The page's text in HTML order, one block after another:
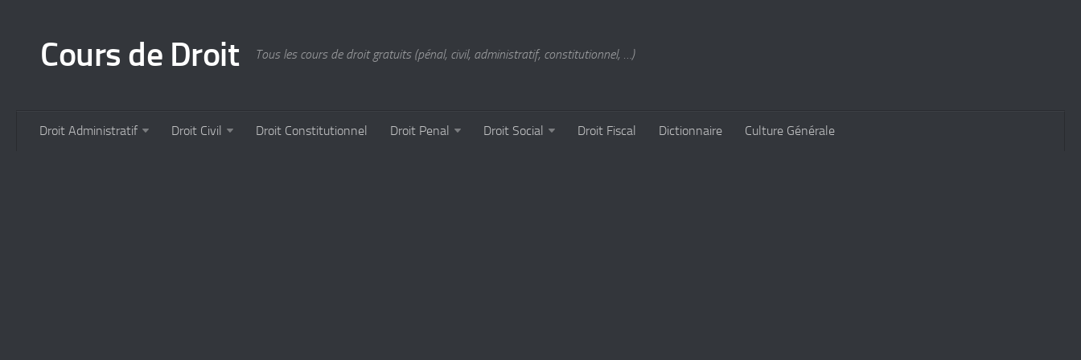
Cours de Droit Tous les cours de droit gratuits (pénal, civil, administratif, constitutionnel, …)
Droit Administratif Droit Civil Droit Constitutionnel Droit Penal Droit Social Droit Fiscal Dictionnaire Culture Générale